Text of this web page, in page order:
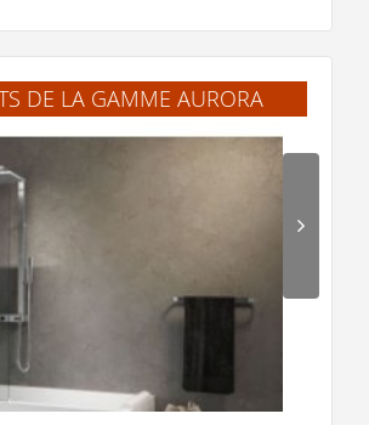
DE LA GAMME AURORA